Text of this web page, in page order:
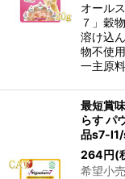
オール
７」穀
溶け込
物不使
一主原
最短賞
らす パ
品s7-
264円(
希望小